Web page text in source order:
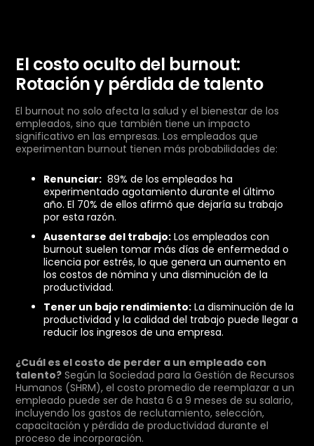
El costo oculto del burnout:
Rotación y pérdida de talento
El burnout no solo afecta la salud y el bienestar de los
empleados, sino que también tiene un impacto
significativo en las empresas. Los empleados que
experimentan burnout tienen más probabilidades de:
Renunciar: 89% de los empleados ha
experimentado agotamiento durante el último
año. El 70% de ellos afirmó que dejaría su trabajo
por esta razón.
Ausentarse del trabajo: Los empleados con
burnout suelen tomar más días de enfermedad o
licencia por estrés, lo que genera un aumento en
los costos de nómina y una disminución de la
productividad.
Tener un bajo rendimiento: La disminución de la
productividad y la calidad del trabajo puede llegar a
reducir los ingresos de una empresa.
¿Cuál es el costo de perder a un empleado con
talento? Según la Sociedad para la Gestión de Recursos
Humanos (SHRM), el costo promedio de reemplazar a un
empleado puede ser de hasta 6 a 9 meses de su salario,
incluyendo los gastos de reclutamiento, selección,
capacitación y pérdida de productividad durante el
proceso de incorporación.